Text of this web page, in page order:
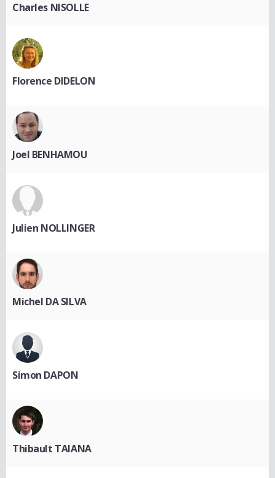
Charles NISOLLE
Florence DIDELON
Joel BENHAMOU
Julien NOLLINGER
Michel DA SILVA
Simon DAPON
Thibault TAIANA